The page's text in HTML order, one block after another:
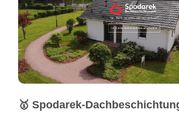
🥇 Spodarek-